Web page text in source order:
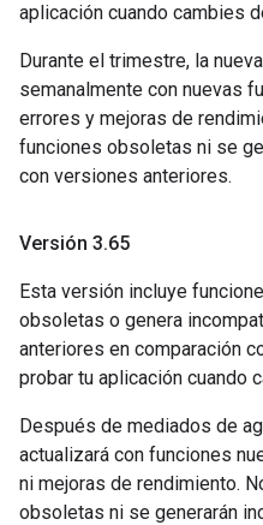
aplicación cuando cambies
Durante el trimestre, la
semanalmente con nuevas
errores y mejoras de
funciones obsoletas ni se
con versiones anteriores.
Versión 3.65
Esta versión incluye
obsoletas o genera
anteriores en comparación
probar tu aplicación cuando
Después de mediados de
actualizará con funciones
ni mejoras de rendimiento.
obsoletas ni se generarán